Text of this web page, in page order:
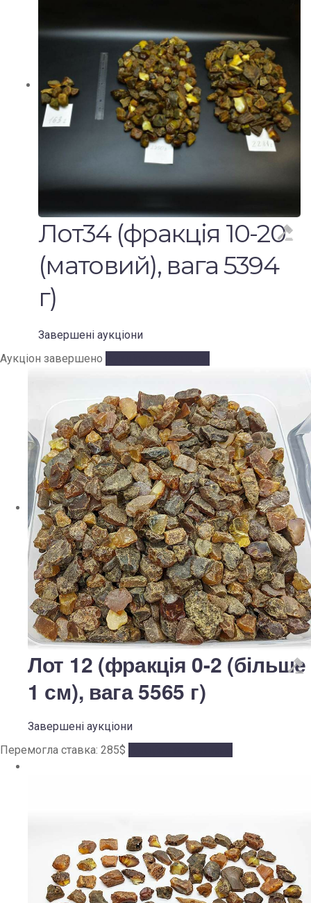
Лот34 (фракція 10-20
(матовий), вага 5394
г)
Завершені аукціони
Аукціон завершено
Лот 12 (фракція 0-2 (більше
1 см), вага 5565 г)
Завершені аукціони
Перемогла ставка: 285$